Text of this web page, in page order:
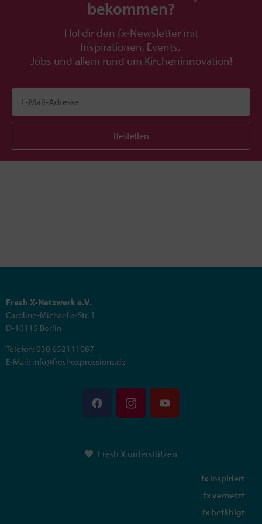
bekommen?
Hol dir den fx-Newsletter mit
Inspirationen, Events,
Jobs und allem rund um Kircheninnovation!
Bestellen
Fresh X-Netzwerk e.V.
Caroline-Michaelis-Str. 1
D-10115 Berlin
Telefon: 030 652111087
E-Mail: info@freshexpressions.de
Fresh X unterstützen
fx inspiriert
fx vernetzt
fx befähigt